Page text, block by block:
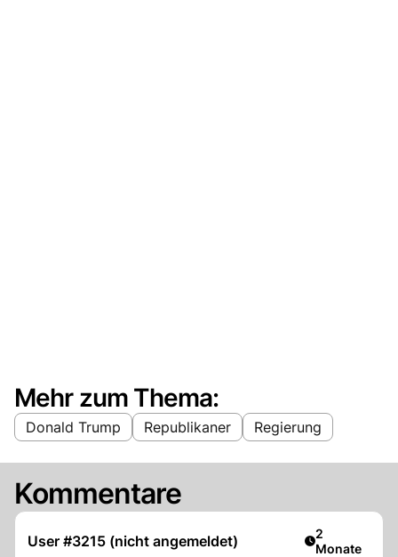
Mehr zum Thema:
Donald Trump Republikaner Regierung
Kommentare
User #3215 (nicht angemeldet) Artikel
2
Monate